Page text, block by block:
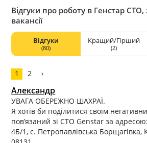
Відгуки про роботу в Генстар СТО,
вакансії
Відгуки
(80)
Кращий/Гірший
(2)
1 2 ›
Александр
УВАГА ОБЕРЕЖНО ШАХРАЇ.
Я хотів би поділитися своїм
пов’язаний зі СТО Genstar за
4Б/1, с. Петропавлівська Борщагівка,